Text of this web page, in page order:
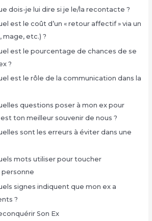
dois-je lui dire si je le/la recontacte ?
est le coût d’un « retour affectif » via un
mage, etc.) ?
est le pourcentage de chances de se
?
est le rôle de la communication dans la
questions poser à mon ex pour
est ton meilleur souvenir de nous ?
sont les erreurs à éviter dans une
mots utiliser pour toucher
personne
signes indiquent que mon ex a
?
Son Ex